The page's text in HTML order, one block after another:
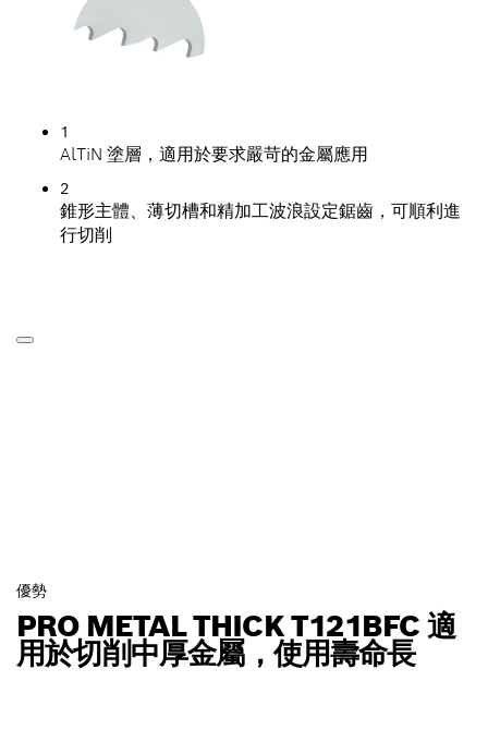
1
AlTiN 塗層，適用於要求嚴苛的金屬應用
2
錐形主體、薄切槽和精加工波浪設定鋸齒，可順利進
行切削
優勢
PRO METAL THICK T121BFC 適
用於切削中厚金屬，使用壽命長